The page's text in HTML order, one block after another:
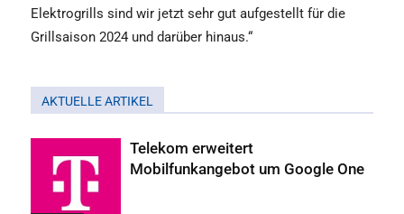
Elektrogrills sind wir jetzt sehr gut aufgestellt für die
Grillsaison 2024 und darüber hinaus.“
AKTUELLE ARTIKEL
Telekom erweitert
Mobilfunkangebot um Google One